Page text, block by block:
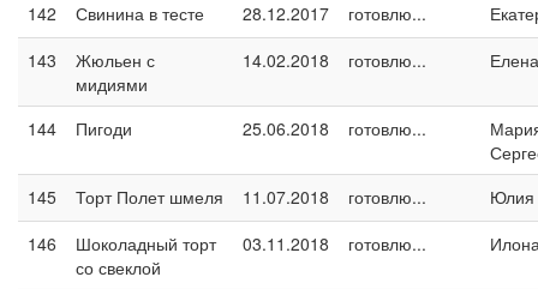
142 Свинина в тесте 28.12.2017 готовлю...
143
Жюльен с
мидиями
14.02.2018 готовлю...
144 Пигоди 25.06.2018 готовлю...
145
Торт Полет шмеля 11.07.2018 готовлю...
Юлия
146
Шоколадный торт
со свеклой
03.11.2018 готовлю...